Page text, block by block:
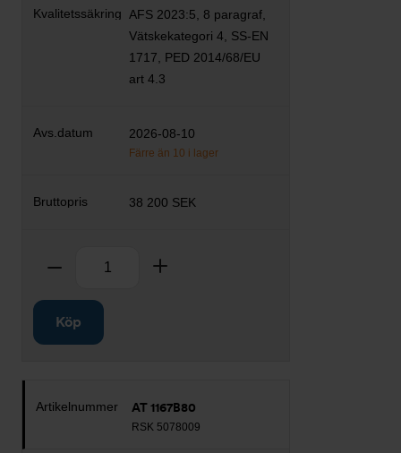
AFS 2023:5, 8 paragraf,
Vätskekategori 4, SS-EN
1717, PED 2014/68/EU
art 4.3
2026-08-10
Färre än 10 i lager
38 200 SEK
Ta bort
Köp
AT 1167B80
RSK 5078009